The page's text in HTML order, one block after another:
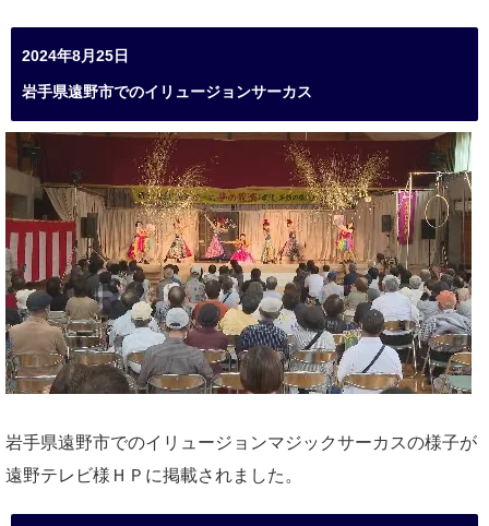
2024年8月25日
岩手県遠野市でのイリュージョンサーカス
岩手県遠野市でのイリュージョンマジックサーカスの様子が
遠野テレビ様ＨＰに掲載されました。